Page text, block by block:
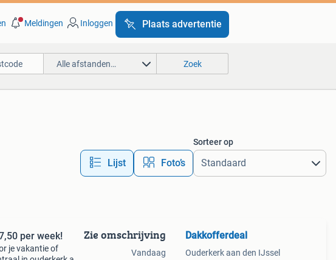
Meldingen Inloggen Plaats advertentie
Alle afstanden… Zoek
Lijst Foto’s
Sorteer op
per week!
je vakantie of
Zie omschrijving
Vandaag
Dakkofferdeal
Ouderkerk aan den IJssel